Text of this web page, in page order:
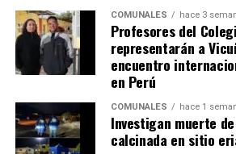
COMUNALES hace 3
Profesores del
representarán a
encuentro
en Perú
COMUNALES hace 1
Investigan muerte
calcinada en sitio